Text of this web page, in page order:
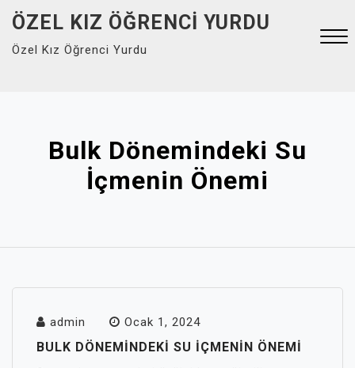
Skip
content
ÖZEL KIZ ÖĞRENCI YURDU
Özel Kız Öğrenci Yurdu
Bulk Dönemindeki Su
İçmenin Önemi
admin Ocak 1, 2024
BULK DÖNEMINDEKI SU İÇMENIN ÖNEMI